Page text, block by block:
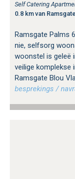
Self Catering
0.8 km van Ramsgate
Ramsgate Palms
nie, selfsorg
woonstel is geleë
veilige komplekse
Ramsgate Blou
besprekings /